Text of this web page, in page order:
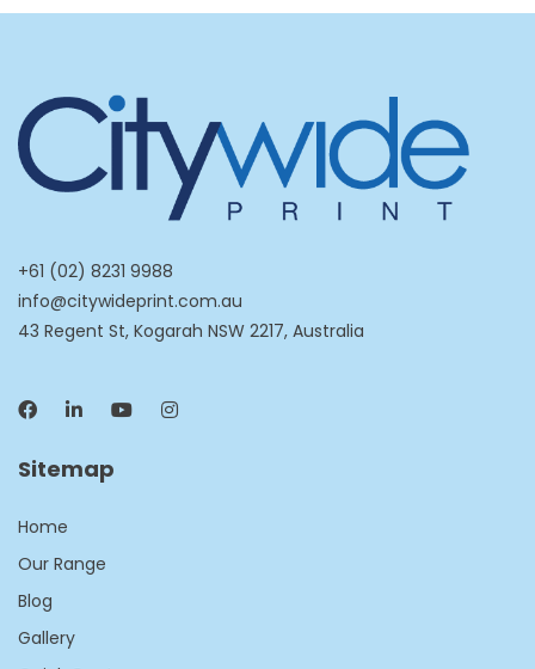
+61 (02) 8231 9988
info@citywideprint.com.au
43 Regent St, Kogarah NSW 2217, Australia
Sitemap
Home
Our Range
Blog
Gallery